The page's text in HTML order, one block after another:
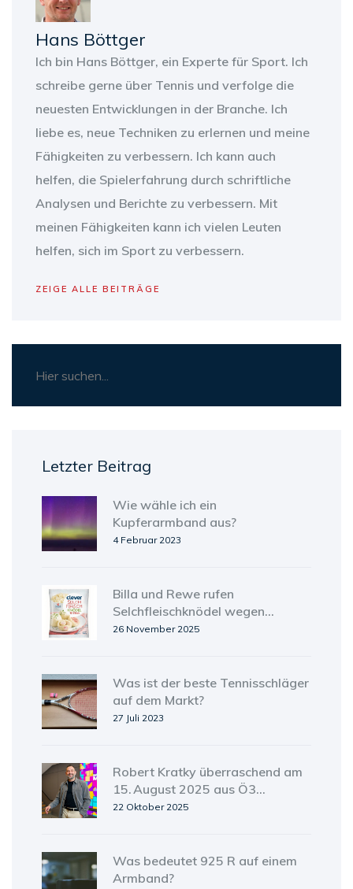
Hans Böttger
Ich bin Hans Böttger, ein Experte für Sport. Ich
schreibe gerne über Tennis und verfolge die
neuesten Entwicklungen in der Branche. Ich
liebe es, neue Techniken zu erlernen und meine
Fähigkeiten zu verbessern. Ich kann auch
helfen, die Spielerfahrung durch schriftliche
Analysen und Berichte zu verbessern. Mit
meinen Fähigkeiten kann ich vielen Leuten
helfen, sich im Sport zu verbessern.
ZEIGE ALLE BEITRÄGE
Letzter Beitrag
Wie wähle ich ein
Kupferarmband aus?
4 Februar 2023
Billa und Rewe rufen
Selchfleischknödel wegen
metallischer Fremdkörper zurück
26 November 2025
Was ist der beste Tennisschläger
auf dem Markt?
27 Juli 2023
Robert Kratky überraschend am
15. August 2025 aus Ö3
ausgetreten – Ärztlicher Rat und
22 Oktober 2025
Was bedeutet 925 R auf einem
Armband?